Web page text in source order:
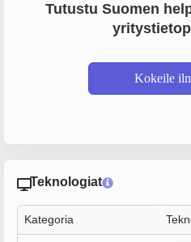
Tutustu Suomen
Kokeile
Teknologiat
Kategoria